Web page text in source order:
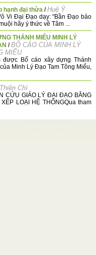
hạnh đại thừa /Huệ Ý
Vi Đại Đạo dạy: "Bần Đạo bảo
hãy ý thức về Tâm ...
THÁNH MIẾU MINH LÝ
/BỐ CÁO CỦA MINH LÝ
MIẾU
được Bố cáo xây dựng Thánh
Minh Lý Đạo Tam Tông Miếu,
Thiện Chí
CỨU GIÁO LÝ ĐẠI ĐẠO BẰNG
LOẠI HỆ THỐNGQua tham